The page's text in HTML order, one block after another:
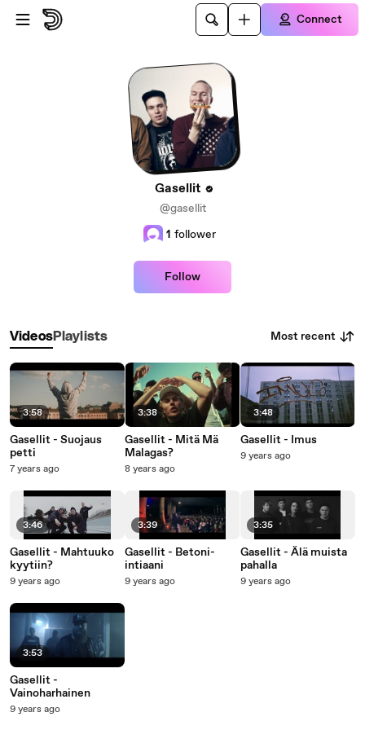
Skip to main content
Connect
Gasellit
@gasellit
1 follower
Follow
VideosPlaylists Most recent
3:58
Gasellit - Suojaus
petti
7 years ago
3:46
Gasellit - Mahtuuko
kyytiin?
9 years ago
3:53
Gasellit -
Vainoharhainen
9 years ago
3:38
Gasellit - Mitä Mä
Malagas?
8 years ago
3:39
Gasellit - Betoni-
intiaani
9 years ago
3:48
Gasellit - Imus
9 years ago
3:35
Gasellit - Älä muista
pahalla
9 years ago